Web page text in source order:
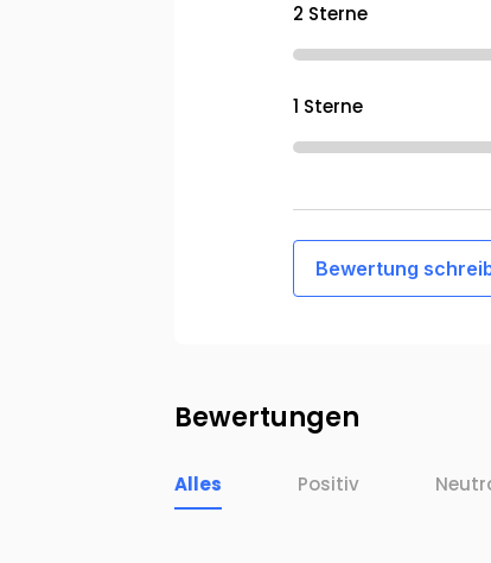
2 Sterne
1 Sterne
Bewertung
Bewertungen
Alles Positiv